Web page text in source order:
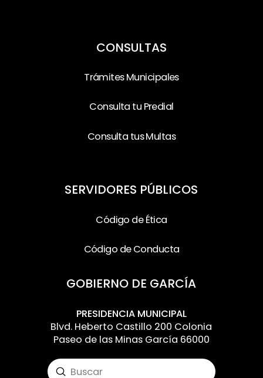
CONSULTAS
Trámites Municipales
Consulta tu Predial
Consulta tus Multas
SERVIDORES PÚBLICOS
Código de Ética
Código de Conducta
GOBIERNO DE GARCÍA
PRESIDENCIA MUNICIPAL
Blvd. Heberto Castillo 200 Colonia
Paseo de las Minas García 66000
Submit